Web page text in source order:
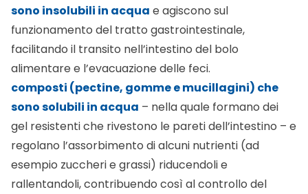
sono insolubili in acqua e agiscono sul
funzionamento del tratto gastrointestinale,
facilitando il transito nell’intestino del bolo
alimentare e l’evacuazione delle feci.
composti (pectine, gomme e mucillagini) che
sono solubili in acqua – nella quale formano dei
gel resistenti che rivestono le pareti dell’intestino – e
regolano l’assorbimento di alcuni nutrienti (ad
esempio zuccheri e grassi) riducendoli e
rallentandoli, contribuendo così al controllo del